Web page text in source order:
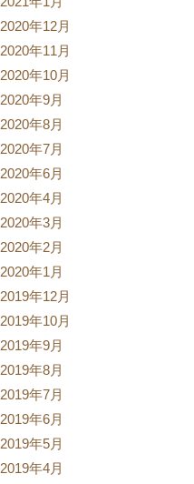
2020年12月
2020年11月
2020年10月
2020年9月
2020年8月
2020年7月
2020年6月
2020年4月
2020年3月
2020年2月
2020年1月
2019年12月
2019年10月
2019年9月
2019年8月
2019年7月
2019年6月
2019年5月
2019年4月